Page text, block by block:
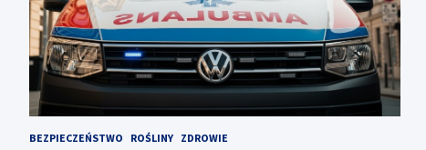
BEZPIECZEŃSTWO ROŚLINY ZDROWIE